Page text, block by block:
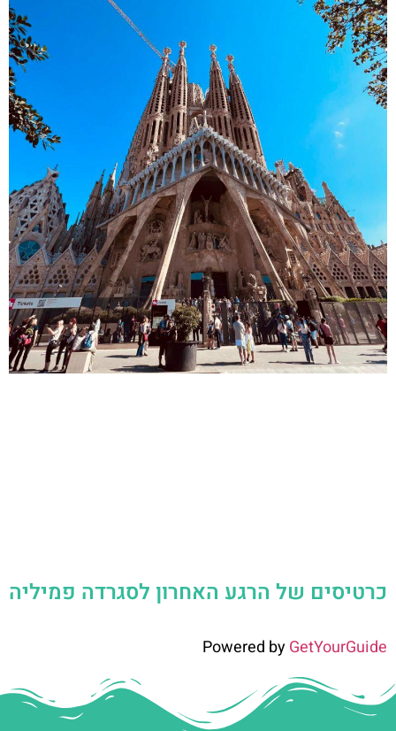
כרטיסים של הרגע האחרון לסגרדה פמיליה
Powered byGetYourGuide